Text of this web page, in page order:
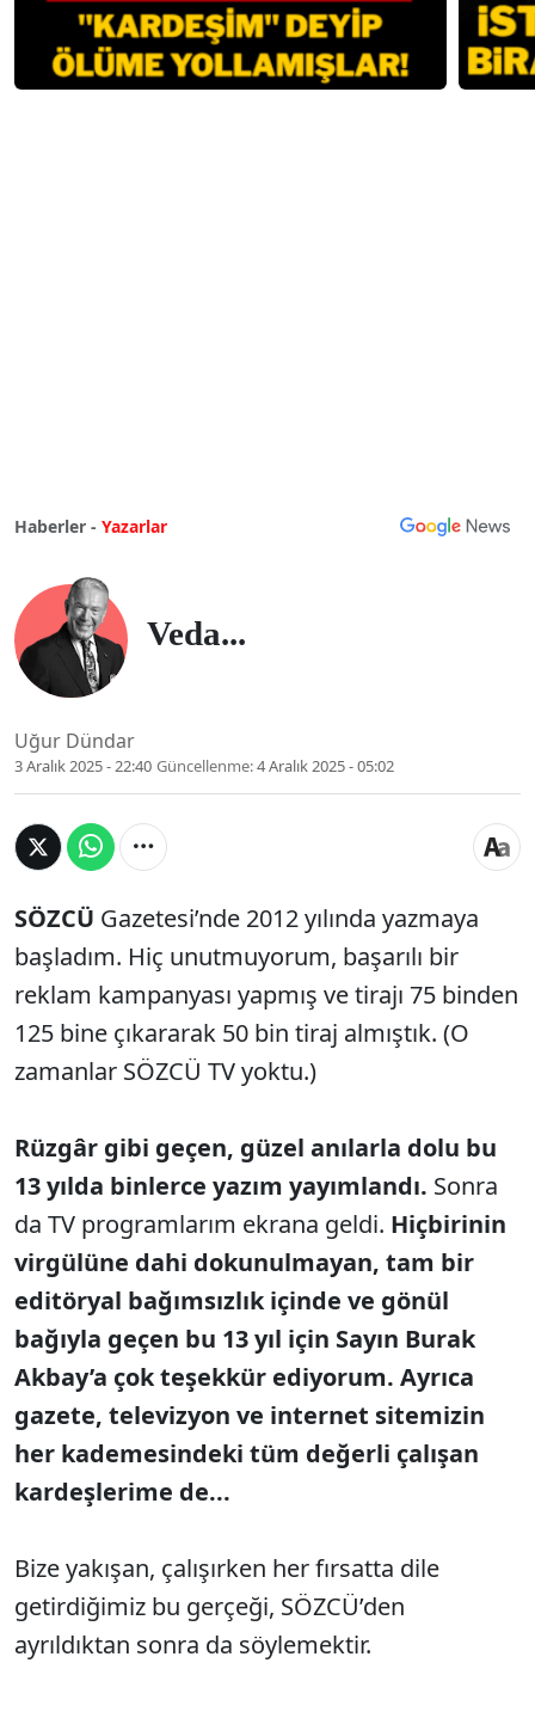
Haberler - Yazarlar
Veda...
Uğur Dündar
3 Aralık 2025 - 22:40 Güncellenme:4 Aralık 2025 - 05:02
SÖZCÜ Gazetesi’nde 2012 yılında yazmaya
başladım. Hiç unutmuyorum, başarılı bir
reklam kampanyası yapmış ve tirajı 75 binden
125 bine çıkararak 50 bin tiraj almıştık. (O
zamanlar SÖZCÜ TV yoktu.)
Rüzgâr gibi geçen, güzel anılarla dolu bu
13 yılda binlerce yazım yayımlandı. Sonra
da TV programlarım ekrana geldi. Hiçbirinin
virgülüne dahi dokunulmayan, tam bir
editöryal bağımsızlık içinde ve gönül
bağıyla geçen bu 13 yıl için Sayın Burak
Akbay’a çok teşekkür ediyorum. Ayrıca
gazete, televizyon ve internet sitemizin
her kademesindeki tüm değerli çalışan
kardeşlerime de...
Bize yakışan, çalışırken her fırsatta dile
getirdiğimiz bu gerçeği, SÖZCÜ’den
ayrıldıktan sonra da söylemektir.